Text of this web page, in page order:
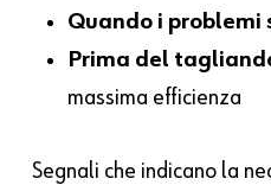
Quando i problemi
Prima del
massima efficienza
Segnali che indicano la